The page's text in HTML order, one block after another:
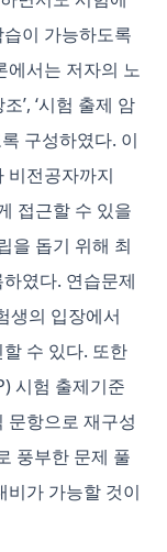
이 가능하도록
에서는 저자의 노
’, ‘시험 출제 암
구성하였다. 이
비전공자까지
접근할 수 있을
을 돕기 위해 최
였다. 연습문제
생의 입장에서
수 있다. 또한
시험 출제기준
문항으로 재구성
풍부한 문제 풀
비가 가능할 것이